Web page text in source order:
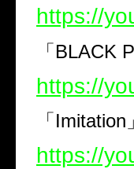
https://
「 BLACK
https://
「 Imitation 」
https://